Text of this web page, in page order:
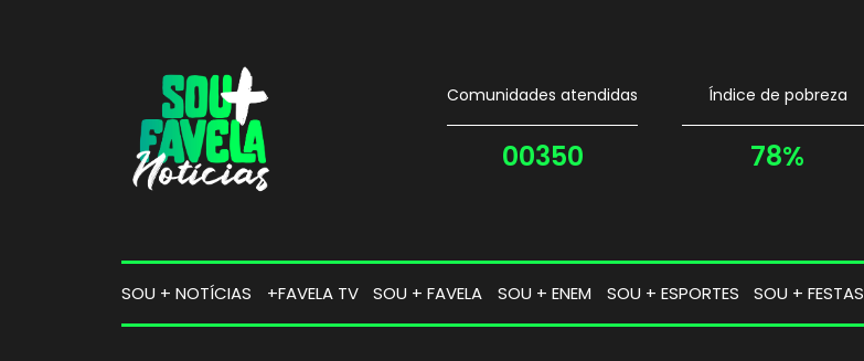
Comunidades atendidas
00350
Índice de pobreza
78%
SOU + NOTÍCIAS +FAVELA TV SOU + FAVELA SOU + ENEM SOU + ESPORTES SOU + FESTAS